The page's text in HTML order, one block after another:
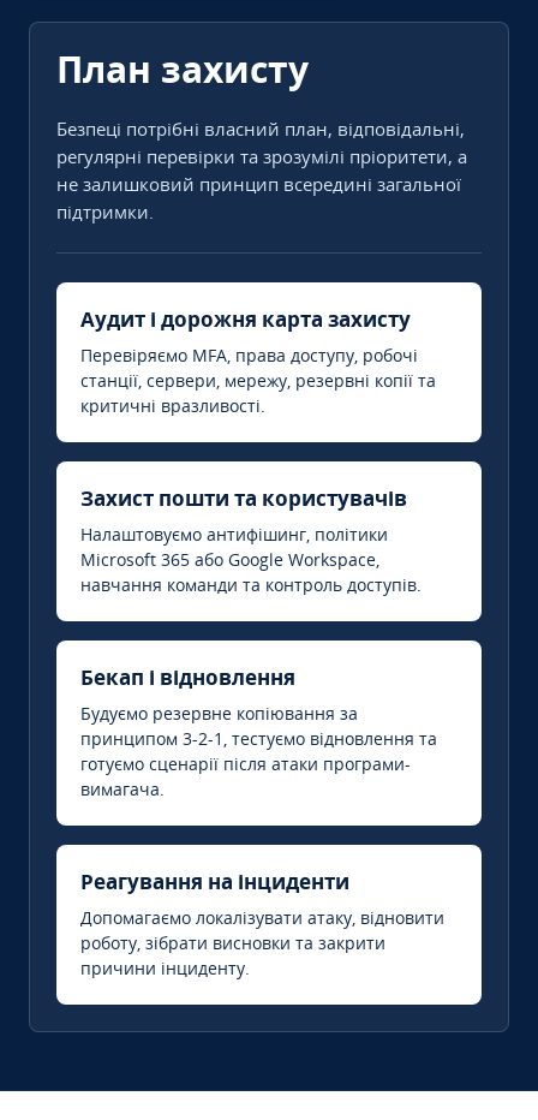
План захисту
Безпеці потрібні власний план, відповідальні,
регулярні перевірки та зрозумілі пріоритети, а
не залишковий принцип всередині загальної
підтримки.
Аудит і дорожня карта захисту
Перевіряємо MFA, права доступу, робочі
станції, сервери, мережу, резервні копії та
критичні вразливості.
Захист пошти та користувачів
Налаштовуємо антифішинг, політики
Microsoft 365 або Google Workspace,
навчання команди та контроль доступів.
Бекап і відновлення
Будуємо резервне копіювання за
принципом 3-2-1, тестуємо відновлення та
готуємо сценарії після атаки програми-
вимагача.
Реагування на інциденти
Допомагаємо локалізувати атаку, відновити
роботу, зібрати висновки та закрити
причини інциденту.